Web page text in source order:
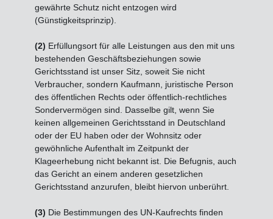
gewährte Schutz nicht entzogen wird
(Günstigkeitsprinzip).
(2) Erfüllungsort für alle Leistungen aus den mit uns
bestehenden Geschäftsbeziehungen sowie
Gerichtsstand ist unser Sitz, soweit Sie nicht
Verbraucher, sondern Kaufmann, juristische Person
des öffentlichen Rechts oder öffentlich-rechtliches
Sondervermögen sind. Dasselbe gilt, wenn Sie
keinen allgemeinen Gerichtsstand in Deutschland
oder der EU haben oder der Wohnsitz oder
gewöhnliche Aufenthalt im Zeitpunkt der
Klageerhebung nicht bekannt ist. Die Befugnis, auch
das Gericht an einem anderen gesetzlichen
Gerichtsstand anzurufen, bleibt hiervon unberührt.
(3) Die Bestimmungen des UN-Kaufrechts finden